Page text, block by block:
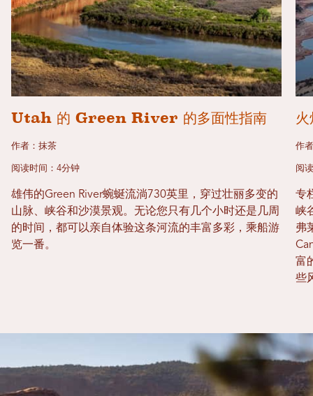
Utah 的 Green River 的多面性指南
作者：抹茶
阅读时间：4分钟
雄伟的Green River蜿蜒流淌730英里，穿过壮丽多变的
山脉、峡谷和沙漠景观。无论您只有几个小时还是几周
的时间，都可以亲自体验这条河流的丰富多彩，乘船游
览一番。
作
阅
专
峡
弗
富
些